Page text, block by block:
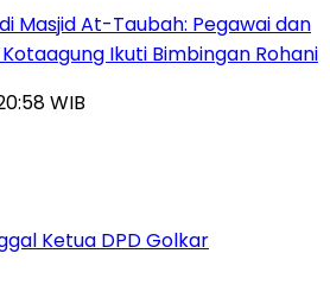
Masjid At-Taubah: Pegawai dan
Ikuti Bimbingan Rohani
WIB
Ketua DPD Golkar